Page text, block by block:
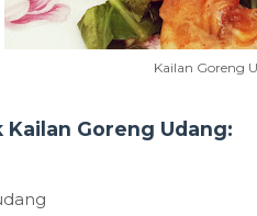
Kailan Goreng
Goreng Udang: